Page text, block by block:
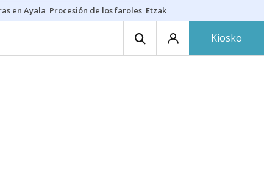
en Ayala Procesión de los faroles Etzakit
Kiosko